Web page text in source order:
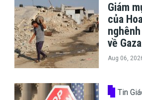
Giám
của
về Gaza
Aug 06,
Tin